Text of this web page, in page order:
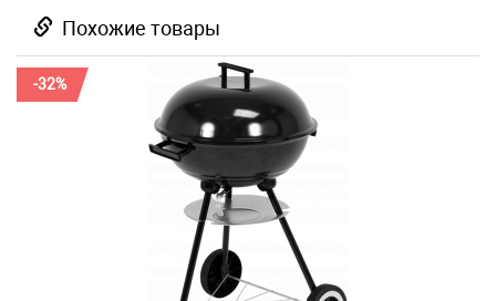
Похожие товары
-32%